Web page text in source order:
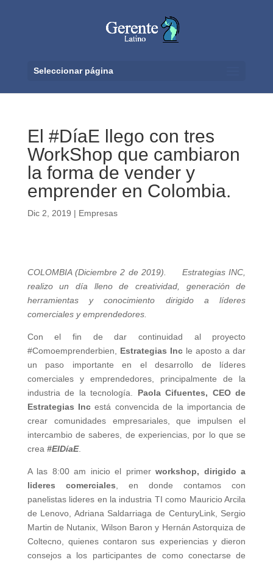
Seleccionar página
El #DíaE llego con tres
WorkShop que cambiaron
la forma de vender y
emprender en Colombia.
Dic 2, 2019 | Empresas
COLOMBIA (Diciembre 2 de 2019). Estrategias INC,
realizo un día lleno de creatividad, generación de
herramientas y conocimiento dirigido a líderes
comerciales y emprendedores.
Con el fin de dar continuidad al proyecto
#Comoemprenderbien, Estrategias Incle aposto a dar
un paso importante en el desarrollo de líderes
comerciales y emprendedores, principalmente de la
industria de la tecnología. Paola Cifuentes, CEO de
Estrategias Inc está convencida de la importancia de
crear comunidades empresariales, que impulsen el
intercambio de saberes, de experiencias, por lo que se
crea #ElDíaE.
A las 8:00 am inicio el primerworkshop, dirigido a
lideres comerciales , en donde contamos con
panelistas lideres en la industria TI como Mauricio Arcila
de Lenovo, Adriana Saldarriaga de CenturyLink, Sergio
Martin de Nutanix, Wilson Baron y Hernán Astorquiza de
Coltecno, quienes contaron sus experiencias y dieron
consejos a los participantes de como conectarse de